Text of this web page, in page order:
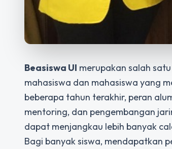
Beasiswa UI merupakan salah
mahasiswa dan mahasiswa yang
beberapa tahun terakhir, peran
mentoring, dan pengembangan
dapat menjangkau lebih banyak
Bagi banyak siswa, mendapatkan